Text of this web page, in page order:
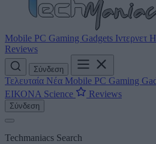
Mobile PC Gaming Gadgets Ιντερνετ
Reviews
Σύνδεση
Τελευταία Νέα Mobile PC Gaming
ΕΙΚΟΝΑ Science Reviews
Σύνδεση
Techmaniacs Search